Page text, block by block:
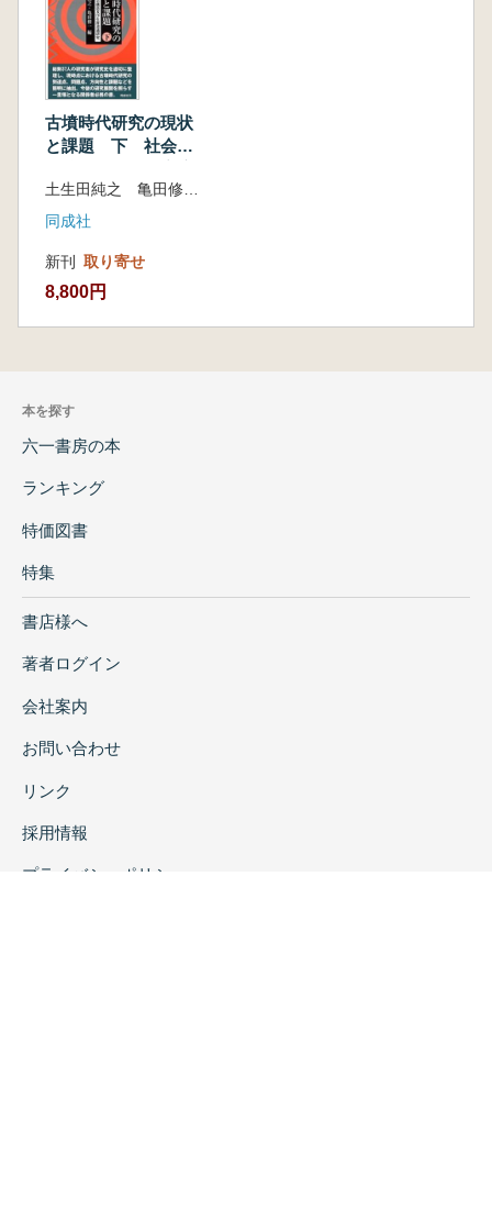
古墳時代研究の現状
と課題 下 社会・
通研究
同成社
新刊 取り寄せ
8,800円
本を探す
六一書房の本
ランキング
特価図書
特集
書店様へ
著者ログイン
会社案内
お問い合わせ
リンク
採用情報
プライバシーポリシー